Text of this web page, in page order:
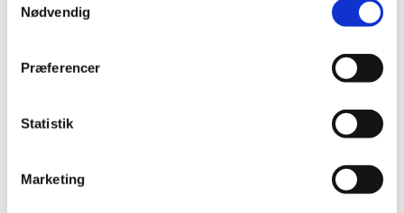
Nødvendig
Præferencer
Statistik
Marketing